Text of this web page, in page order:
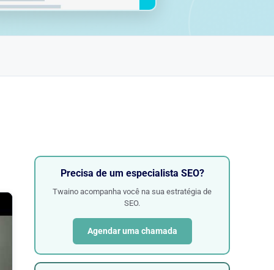
Precisa de um especialista SEO?
Twaino acompanha você na sua estratégia de
SEO.
Agendar uma chamada